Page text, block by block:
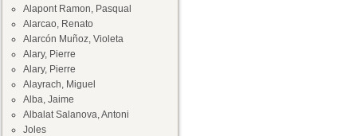
Alapont Ramon, Pasqual
Alarcao, Renato
Alarcón Muñoz, Violeta
Alary, Pierre
Alary, Pierre
Alayrach, Miguel
Alba, Jaime
Albalat Salanova, Antoni
Joles